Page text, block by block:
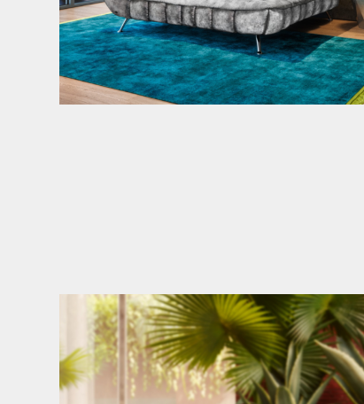
Den Kopf anlehnen. Die Gedanken auf Reisen...
49 0